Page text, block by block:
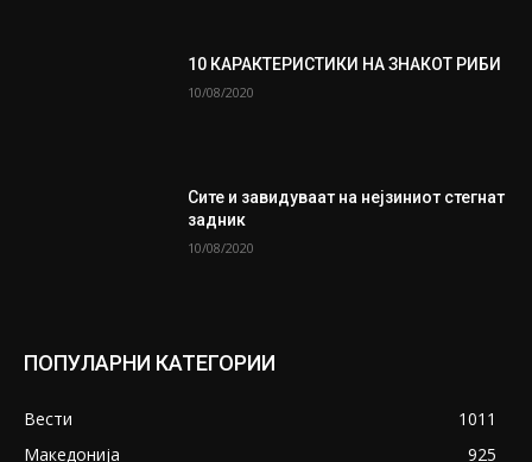
10 КАРАКТЕРИСТИКИ НА ЗНАКОТ РИБИ
10/08/2020
Сите и завидуваат на нејзиниот стегнат
задник
10/08/2020
ПОПУЛАРНИ КАТЕГОРИИ
Вести
1011
Македонија
925